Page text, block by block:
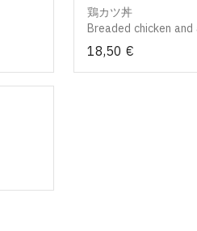
鶏カツ丼
Breaded chicken
18,50 €